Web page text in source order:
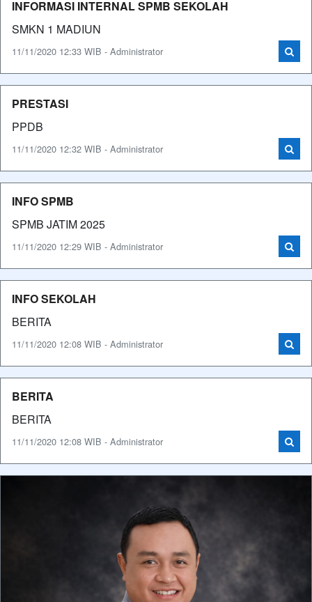
INFORMASI INTERNAL SPMB SEKOLAH
SMKN 1 MADIUN
11/11/2020 12:33 WIB - Administrator
PRESTASI
PPDB
11/11/2020 12:32 WIB - Administrator
INFO SPMB
SPMB JATIM 2025
11/11/2020 12:29 WIB - Administrator
INFO SEKOLAH
BERITA
11/11/2020 12:08 WIB - Administrator
BERITA
BERITA
11/11/2020 12:08 WIB - Administrator